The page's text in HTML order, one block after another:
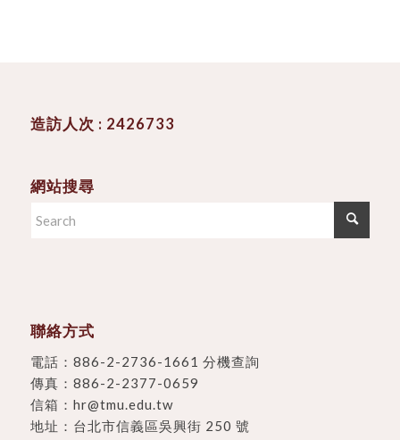
造訪人次 : 2426733
網站搜尋
聯絡方式
電話： 886-2-2736-1661 分機查詢
傳真：886-2-2377-0659
信箱： hr@tmu.edu.tw
地址： 台北市信義區吳興街 250 號